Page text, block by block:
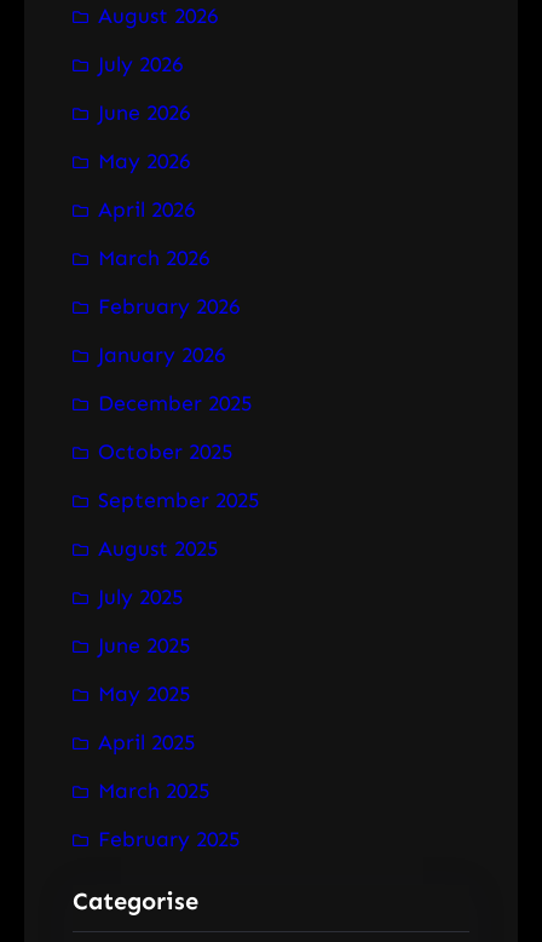
c
h
August 2026
July 2026
June 2026
May 2026
April 2026
March 2026
February 2026
January 2026
December 2025
October 2025
September 2025
August 2025
July 2025
June 2025
May 2025
April 2025
March 2025
February 2025
Categorise